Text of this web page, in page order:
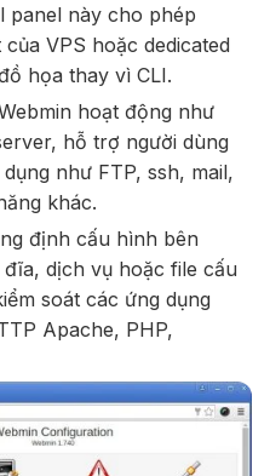
panel này cho phép
VPS hoặc dedicated
họa thay vì CLI.
hoạt động như
hỗ trợ người dùng
như FTP, ssh, mail,
khác.
định cấu hình bên
dịch vụ hoặc file cấu
soát các ứng dụng
Apache, PHP,